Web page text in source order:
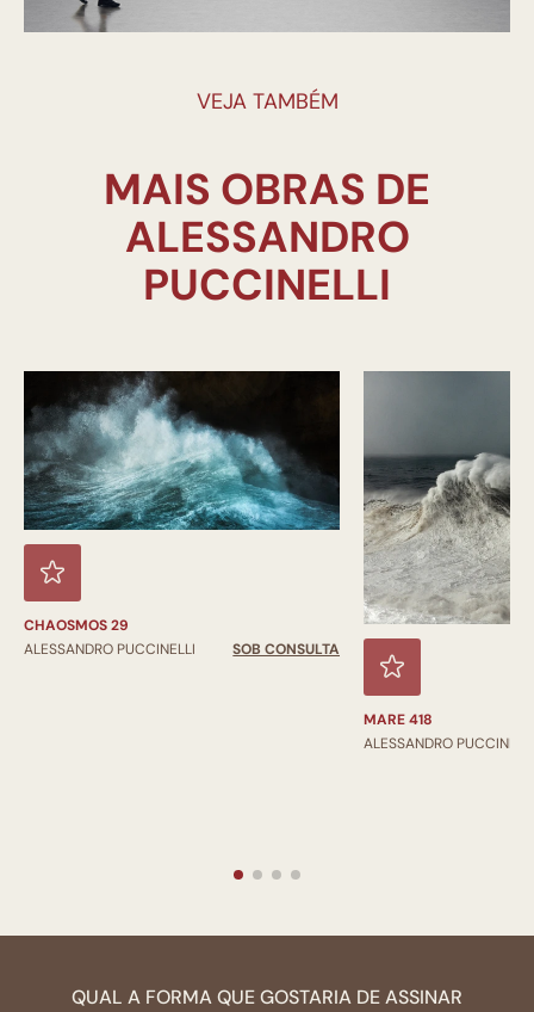
VEJA TAMBÉM
MAIS OBRAS DE
ALESSANDRO
CHAOSMOS 29
ALESSANDRO PUCCINELLI
SOB CONSULTA
MARE 418
ALESSANDRO
QUAL A FORMA QUE GOSTARIA DE ASSINAR